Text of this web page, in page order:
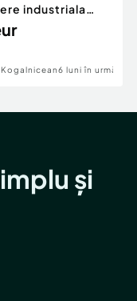
industriala
71 ml la
Kogalniceanu6 luni în urmă
și